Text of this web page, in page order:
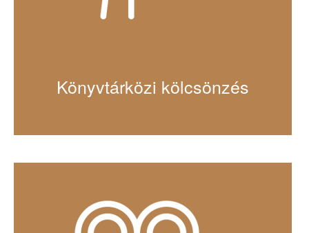
Könyvtárközi kölcsönzés